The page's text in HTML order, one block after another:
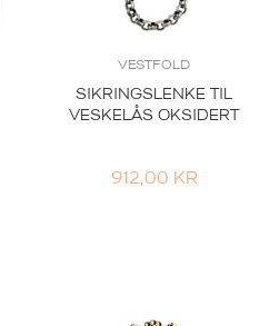
VESTFOLD
SIKRINGSLENKE TIL
VESKELÅS OKSIDERT
912,00 KR